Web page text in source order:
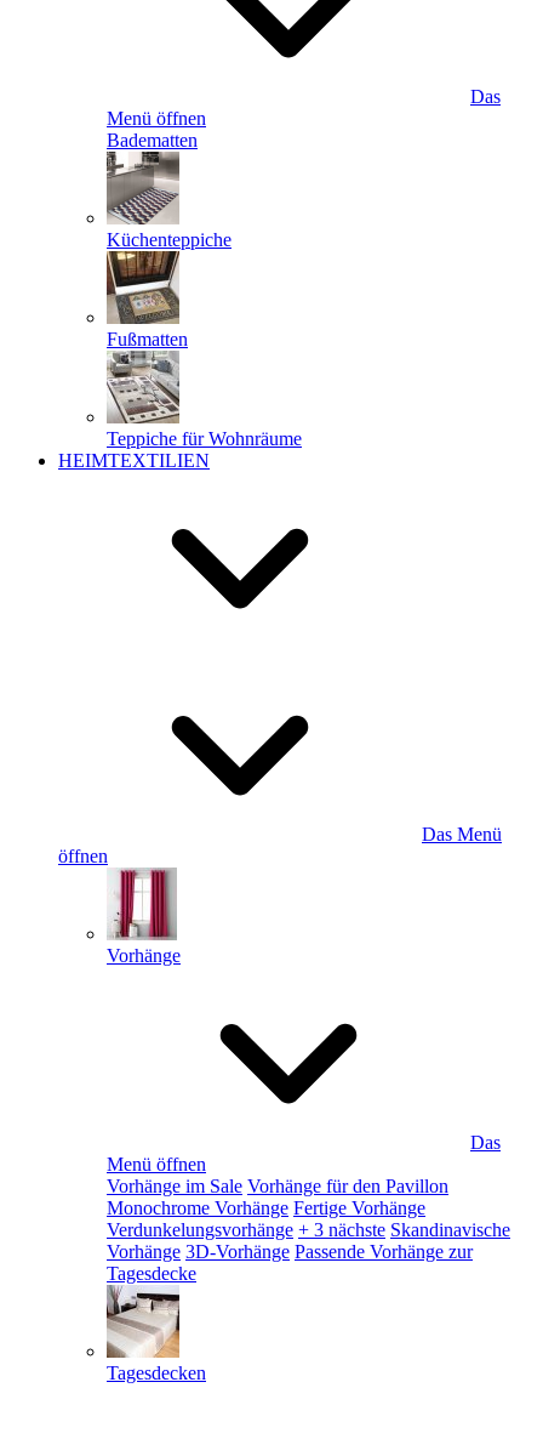
Das
Menü öffnen
Badematten
Küchenteppiche
Fußmatten
Teppiche für Wohnräume
HEIMTEXTILIEN
Das Menü
öffnen
Vorhänge
Das
Menü öffnen
Vorhänge im Sale Vorhänge für den Pavillon
Monochrome Vorhänge Fertige Vorhänge
Verdunkelungsvorhänge + 3 nächste Skandinavische
Vorhänge 3D-Vorhänge Passende Vorhänge zur
Tagesdecke
Tagesdecken